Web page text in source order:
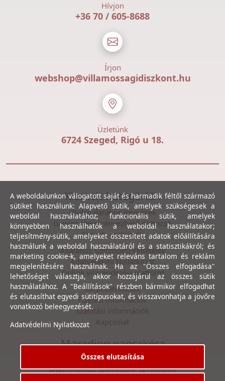
Hívjon
+36 70 / 605-8688
Írjon
webshop@villamossagidiszkont.hu
Üzletünk
6724 Szeged, Rigó u 18.
Kiemelt kategóriák
Utolsó darabos termékek
Gewiss szerelvényezhető dobozok
Csövek, csatornák
Általános Szerződési Feltételek
Adatvédelmi Nyilatkozat
Online vitarendezési platform
Céginformációk
Fizetési információk
Szállítási információk
Kapcsolat
Maradjon naprakész
Íratkozzon fel hírlevelünkre, hogy első kézből
értesülhessen legfrissebb akcióinkról
A weboldalunkon válogatott saját és harmadik féltől származó
sütiket használunk: Alapvető sütik, amelyek szükségesek a
weboldal használatához; funkcionális sütik, amelyek
könnyebben használhatók a weboldal használatakor;
teljesítmény-sütik, amelyeket összesített adatok előállítására
használunk a weboldal használatáról és a statisztikákról; és
marketing cookie-k, amelyeket releváns tartalom és reklám
megjelenítésére használnak. Ha az "Összes elfogadása"
lehetőséget választja, akkor hozzájárul az összes sütik
használatához. A "Beállítások" részben bármikor elfogadhat
és elutasíthat egyedi sütitípusokat, és visszavonhatja a jövőre
vonatkozó beleegyezését.
Adatvédelmi Nyilatkozat
Összes elutasítása